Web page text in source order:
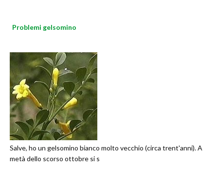
Problemi gelsomino
Salve, ho un gelsomino bianco molto vecchio (circa trent'anni). A
metà dello scorso ottobre si s